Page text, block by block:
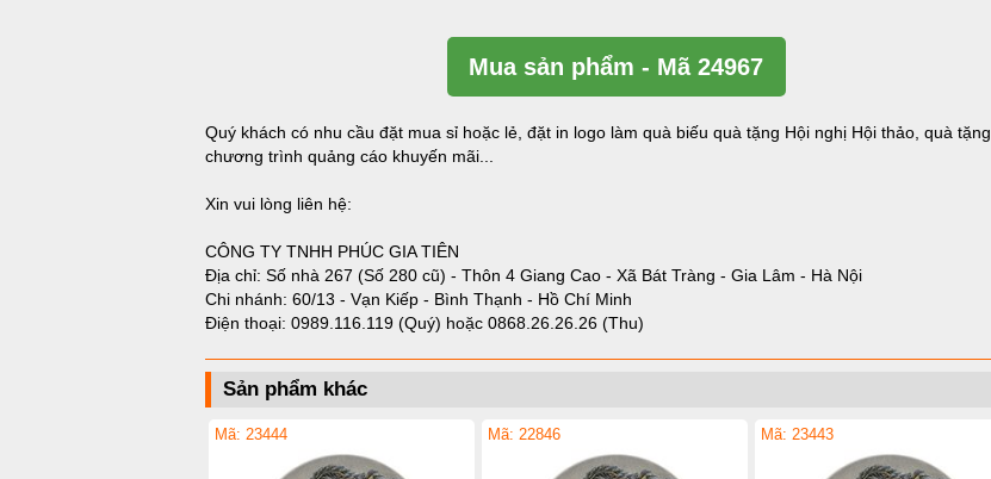
Mua sản phẩm - Mã 24967
Quý khách có nhu cầu đặt mua sỉ hoặc lẻ, đặt in logo làm quà biếu quà tặng Hội nghị Hội thảo, quà tặng
chương trình quảng cáo khuyến mãi...
Xin vui lòng liên hệ:
CÔNG TY TNHH PHÚC GIA TIÊN
Địa chỉ: Số nhà 267 (Số 280 cũ) - Thôn 4 Giang Cao - Xã Bát Tràng - Gia Lâm - Hà Nội
Chi nhánh: 60/13 - Vạn Kiếp - Bình Thạnh - Hồ Chí Minh
Điện thoại: 0989.116.119 (Quý) hoặc 0868.26.26.26 (Thu)
Sản phẩm khác
Mã: 23444 Mã: 22846 Mã: 23443